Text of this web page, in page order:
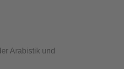
Arabistik und